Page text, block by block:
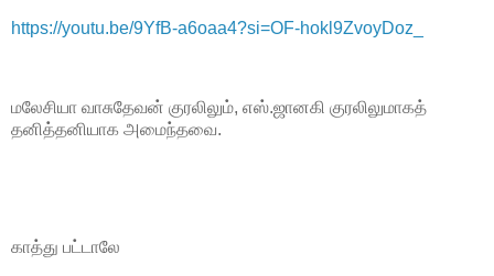
https://youtu.be/9YfB-a6oaa4?si=OF-hokl9ZvoyDoz_
மலேசியா வாசுதேவன் குரலிலும், எஸ்.ஜானகி குரலிலுமாகத்
தனித்தனியாக அமைந்தவை.
காத்து பட்டாலே